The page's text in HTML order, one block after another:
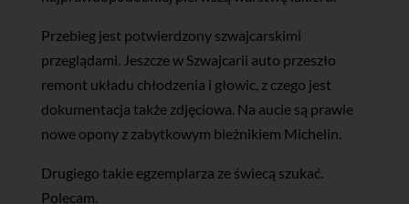
Przebieg jest potwierdzony szwajcarskimi
przeglądami. Jeszcze w Szwajcarii auto przeszło
remont układu chłodzenia i głowic, z czego jest
dokumentacja także zdjęciowa. Na aucie są prawie
nowe opony z zabytkowym bieżnikiem Michelin.
Drugiego takie egzemplarza ze świecą szukać.
Polecam.